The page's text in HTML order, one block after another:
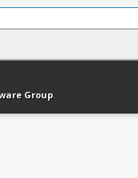
Version bas-débit
Group.